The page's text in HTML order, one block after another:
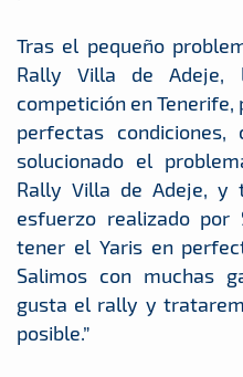
Tras el pequeño
Rally Villa de
competición en Tenerife,
perfectas condiciones,
solucionado el
Rally Villa de Adeje, y
esfuerzo realizado por
tener el Yaris en
Salimos con muchas
gusta el rally y
posible.”